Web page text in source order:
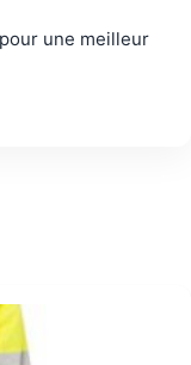
une meilleur